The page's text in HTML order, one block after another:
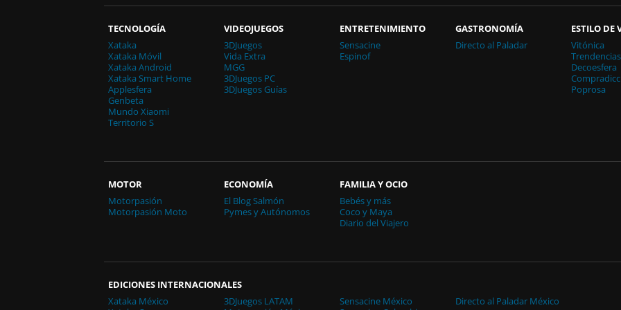
TECNOLOGÍA
Xataka
Xataka Móvil
Xataka Android
Xataka Smart Home
Applesfera
Genbeta
Mundo Xiaomi
Territorio S
VIDEOJUEGOS
3DJuegos
Vida Extra
MGG
3DJuegos PC
3DJuegos Guías
ENTRETENIMIENTO
Sensacine
Espinof
GASTRONOMÍA
Directo al Paladar
ESTILO DE
Vitónica
Trendencias
Decoesfera
Poprosa
MOTOR
Motorpasión
Motorpasión Moto
ECONOMÍA
El Blog Salmón
Pymes y Autónomos
FAMILIA Y OCIO
Bebés y más
Coco y Maya
Diario del Viajero
EDICIONES INTERNACIONALES
Xataka México
3DJuegos LATAM
Sensacine México
Directo al Paladar México